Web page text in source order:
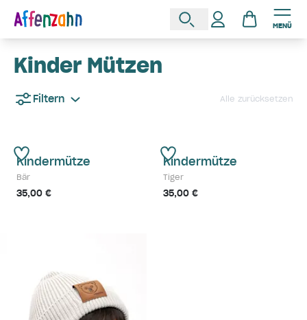
MENÜ
Kinder Mützen
Filtern Alle zurücksetzen
Kindermütze
Bär
35,00 €
Kindermütze
Tiger
35,00 €